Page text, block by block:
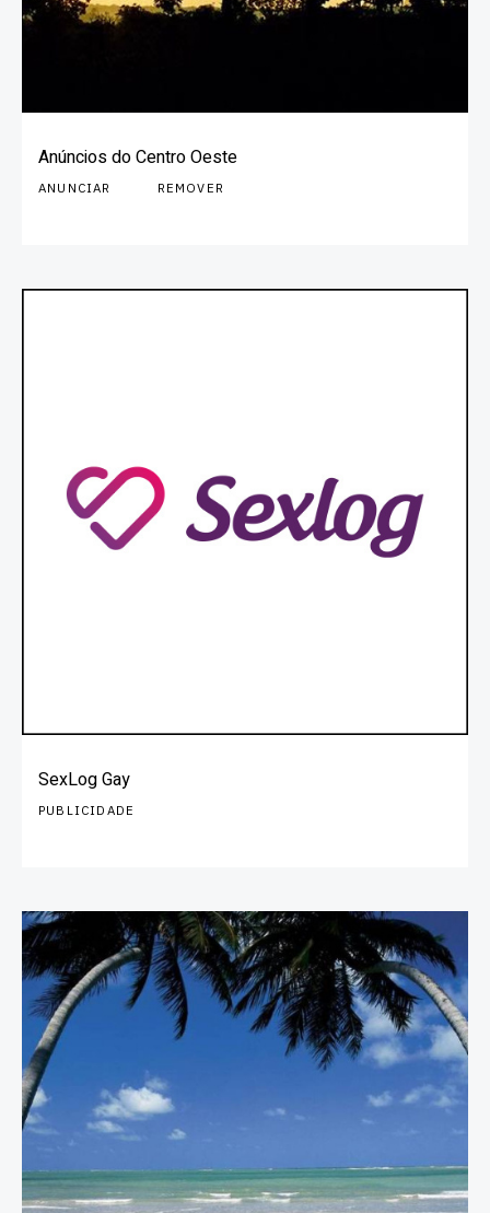
Anúncios do Centro Oeste
ANUNCIAR REMOVER
SexLog Gay
PUBLICIDADE